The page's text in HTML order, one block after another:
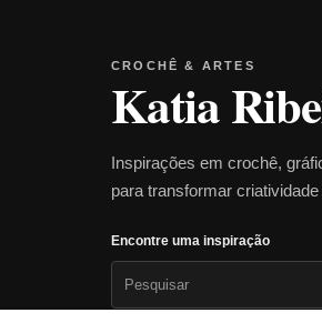
CROCHÊ & ARTES
Katia
Inspirações em crochê,
para transformar
Encontre uma inspiração